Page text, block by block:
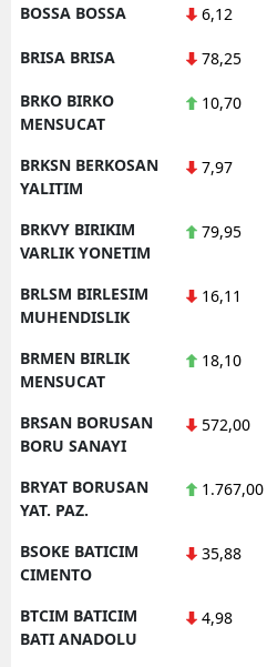
BOSSA BOSSA 6,12
BRISA BRISA 78,25
BRKO BIRKO
MENSUCAT
10,70
BRKSN BERKOSAN
YALITIM
7,97
BRKVY BIRIKIM
VARLIK YONETIM
79,95
BRLSM BIRLESIM
MUHENDISLIK
16,11
BRMEN BIRLIK
MENSUCAT
18,10
BRSAN BORUSAN
BORU SANAYI
572,00
BRYAT BORUSAN
YAT. PAZ.
1.767,00
BSOKE BATICIM
CIMENTO
35,88
BTCIM BATICIM
BATI ANADOLU
4,98